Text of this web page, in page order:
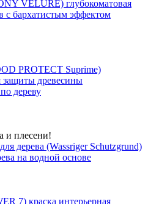
VELURE) глубокоматовая
с бархатистым эффектом
PROTECT Suprime)
защиты древесины
дереву
и плесени!
дерева (Wassriger Schutzgrund)
на водной основе
7) краска интерьерная